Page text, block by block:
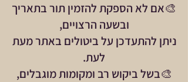
🎨אם לא הספקת להזמין תור בתאריך
ובשעה הרצויים,
ניתן להתעדכן על ביטולים באתר מעת
לעת.
🎨בשל ביקוש רב ומקומות מוגבלים,